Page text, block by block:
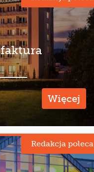
Więcej
Redakcja poleca